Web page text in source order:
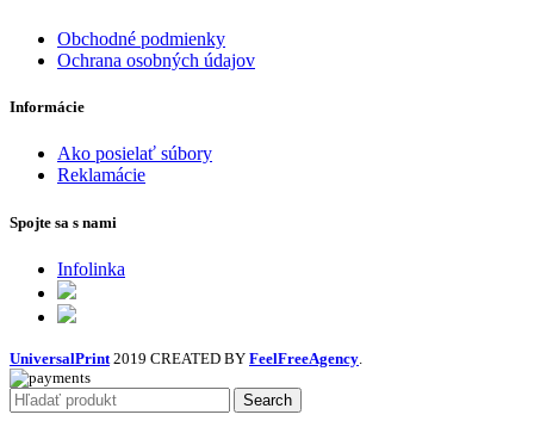
Obchodné podmienky
Ochrana osobných údajov
Informácie
Ako posielať súbory
Reklamácie
Spojte sa s nami
Infolinka
UniversalPrint 2019 CREATED BY FeelFreeAgency
Search